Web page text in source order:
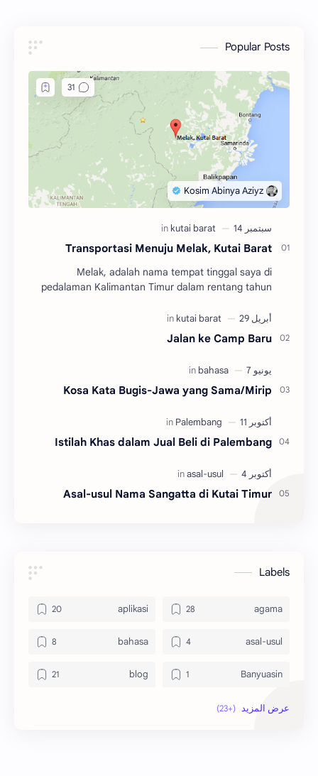
Popular Posts
Transportasi Menuju Melak, Kutai Barat
Melak, adalah nama tempat tinggal saya di
pedalaman Kalimantan Timur dalam rentang tahun
kecamatan y…
Jalan ke Camp Baru
Kosa Kata Bugis-Jawa yang Sama/Mirip
Istilah Khas dalam Jual Beli di Palembang
Asal-usul Nama Sangatta di Kutai Timur
Labels
agama
aplikasi
asal-usul
bahasa
Banyuasin
blog
bola